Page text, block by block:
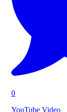
0
YouTube Video